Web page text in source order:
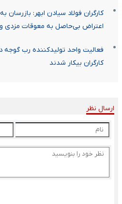
کارگران فولاد سیادن ابهر: بازرسان
اعتراض بی‌حاصل به معوقات مزدی و
فعالیت واحد تولیدکننده رب
کارگران بیکار شدند
ارسال نظر